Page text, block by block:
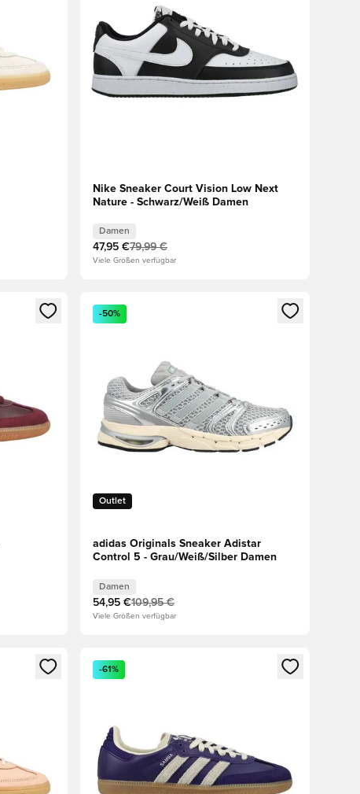
Nike Sneaker Court Vision Low Next
Nature - Schwarz/Weiß Damen
Damen
47,95 €79,99 €
Viele Größen verfügbar
Anmelden oder Registrieren als Mitglied
Öffnet ein neues Fenster zum Anmelden oder
Outlet
-50%
adidas Originals Sneaker Adistar
Control 5 - Grau/Weiß/Silber Damen
Damen
54,95 €109,95 €
Viele Größen verfügbar
Anmelden oder Registrieren als Mitglied
Öffnet ein neues Fenster zum Anmelden oder
-61%